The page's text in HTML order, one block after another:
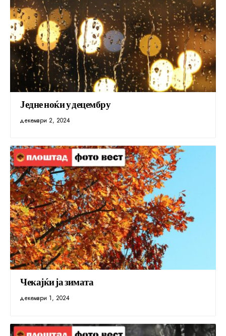
Једне ноќи у децембру
декември 2, 2024
Чекајќи ја зимата
декември 1, 2024